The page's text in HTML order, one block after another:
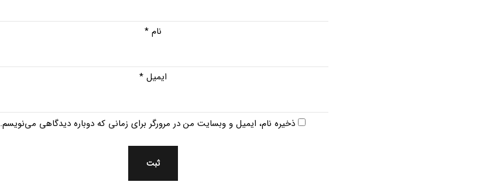
نام*
ایمیل*
ذخیره نام، ایمیل و وبسایت من در مرورگر برای زمانی که دوباره دیدگاهی می‌نویسم.